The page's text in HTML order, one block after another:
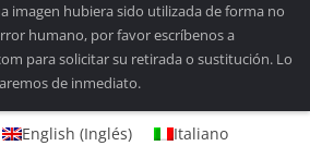
imagen hubiera sido utilizada de forma no
humano, por favor escríbenos a
para solicitar su retirada o sustitución. Lo
de inmediato.
English (Inglés)
Italiano